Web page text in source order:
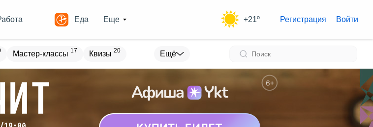
Еда
Места
Еще +21º Регистрация Войти
Мастер-классы 17 Квизы 20
Выставки Театры
Разное
Ещё